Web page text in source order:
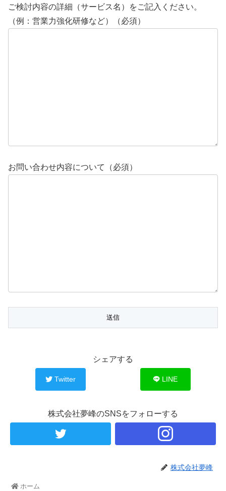
ご検討内容の詳細（サービス名）をご記入ください。
（例：営業力強化研修など）（必須）
お問い合わせ内容について（必須）
シェアする
Twitter LINE
株式会社夢峰のSNSをフォローする
株式会社夢峰
ホーム